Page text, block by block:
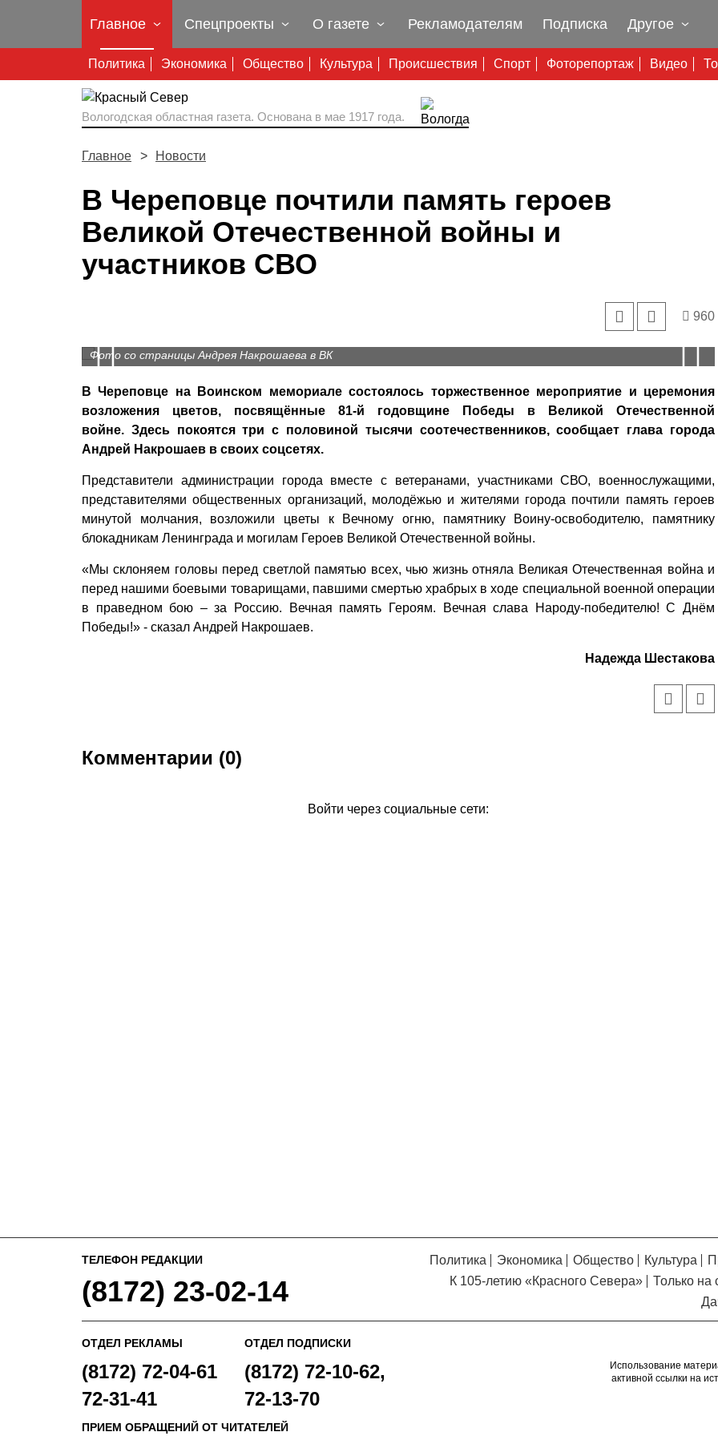
Главное
Политика Экономика Общество Культура Происшествия Спорт Фоторепортаж Видео
Спецпроекты О газете Рекламодателям Подписка Другое
Вологодская областная газета. Основана в мае 1917 года.
Главное Новости
В Череповце почтили память героев
Великой Отечественной войны и
участников СВО
960
Prev
Фото со страницы Андрея Накрошаева в ВК
В Череповце на Воинском мемориале состоялось торжественное мероприятие и церемония
возложения цветов, посвящённые 81-й годовщине Победы в Великой Отечественной
войне. Здесь покоятся три с половиной тысячи соотечественников, сообщает глава города
Андрей Накрошаев в своих соцсетях.
Представители администрации города вместе с ветеранами, участниками СВО, военнослужащими,
представителями общественных организаций, молодёжью и жителями города почтили память героев
минутой молчания, возложили цветы к Вечному огню, памятнику Воину-освободителю, памятнику
блокадникам Ленинграда и могилам Героев Великой Отечественной войны.
«Мы склоняем головы перед светлой памятью всех, чью жизнь отняла Великая Отечественная война и
перед нашими боевыми товарищами, павшими смертью храбрых в ходе специальной военной операции
в праведном бою – за Россию. Вечная память Героям. Вечная слава Народу-победителю! С Днём
Победы!» - сказал Андрей Накрошаев.
Надежда Шестакова
Комментарии (0)
Войти через социальные сети:
ТЕЛЕФОН РЕДАКЦИИ
(8172) 23-02-14
Политика Экономика Общество Культура
К 105-летию «Красного Севера»
Только на
ОТДЕЛ РЕКЛАМЫ
(8172) 72-04-61
72-31-41
ОТДЕЛ ПОДПИСКИ
(8172) 72-10-62,
72-13-70
ПРИЕМ ОБРАЩЕНИЙ ОТ ЧИТАТЕЛЕЙ
Использование
активной ссылки на